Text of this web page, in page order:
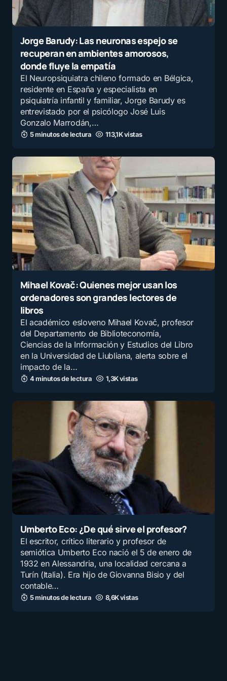
memoria
8 agosto, 2025 a las 5:23 am
Los exámenes tienen que existir.. así
estas obligado a estudiar., aprende y a
comprender.. asi nos educamos
nosotros y no tuvimos ningún complejo
psicólogo.. así adquirimos
conocimiento, que es lo que hoy los
estudiantes no tienen o lo tienen muy
por Liliana Beatriz Tanucci
7 agosto, 2025 a las 4:06 pm
Así es, miden memoria. Lo cual es
bueno, tampoco hay que desacreditar
esa facultad humana que bien falta nos
hace
por Marco Antonio Venegas Medrano
7 agosto, 2025 a las 3:55 pm
No compa. Los exámenes miden
capacidades.
por Luis De La Torre
7 agosto, 2025 a las 3:52 pm
ejemplo los exámenes americanos tipo
múltiple choice, dónde no solo es
cuestión de saber sino de suerte por
Deberían aplicar los exámenes de
análisis y pensamiento, incluso a libro
abierto, que si están bien realizados no
hay modo que puedas responderlos sin
haber estudiado
Dejen el ejemplo de aprendizaje yanky
y vayas al aprendizaje reflexivo
La memoria es fundamental en todo
por Atrim Lopez
7 agosto, 2025 a las 2:19 pm
Jorge Barudy: Las neuronas espejo se
recuperan en ambientes amorosos,
donde fluye la empatía
El Neuropsiquiatra chileno formado en Bélgica,
residente en España y especialista en
psiquiatría infantil y familiar, Jorge Barudy es
entrevistado por el psicólogo José Luis
Gonzalo Marrodán,…
5 minutos de lectura 113,1K vistas
Mihael Kovač: Quienes mejor usan los
ordenadores son grandes lectores de
libros
El académico esloveno Mihael Kovač, profesor
del Departamento de Biblioteconomía,
Ciencias de la Información y Estudios del Libro
en la Universidad de Liubliana, alerta sobre el
impacto de la…
4 minutos de lectura 1,3K vistas
Umberto Eco: ¿De qué sirve el profesor?
El escritor, crítico literario y profesor de
semiótica Umberto Eco nació el 5 de enero de
1932 en Alessandria, una localidad cercana a
Turín (Italia). Era hijo de Giovanna Bisio y del
contable…
5 minutos de lectura 8,6K vistas